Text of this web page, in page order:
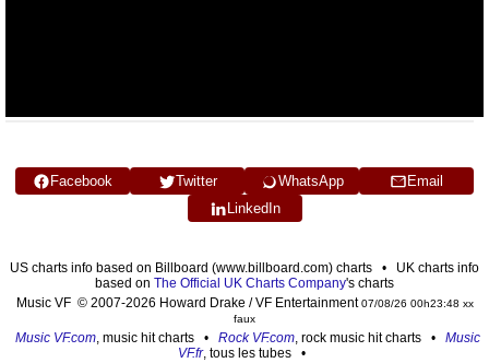
Facebook Twitter WhatsApp
Email
LinkedIn
US charts info based on Billboard (www.billboard.com) charts • UK charts info
based on The Official UK Charts Company's charts
Music VF © 2007-2026 Howard Drake / VF Entertainment07/08/26 00h23:48 xx
faux
Music VF.com, music hit charts • Rock VF.com, rock music hit charts • Music
VF.fr, tous les tubes •